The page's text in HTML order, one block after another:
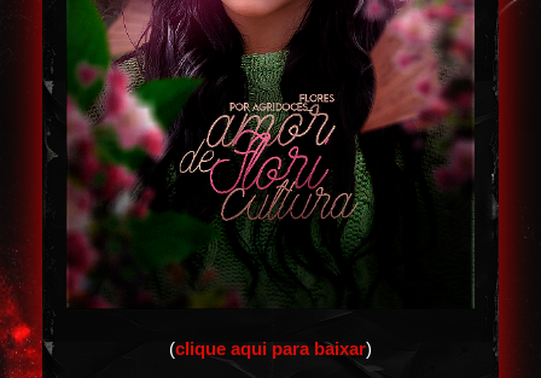
(clique aqui para baixar)